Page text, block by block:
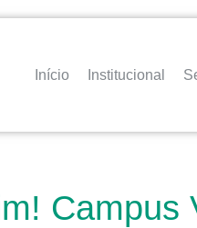
Início Institucional
Campus